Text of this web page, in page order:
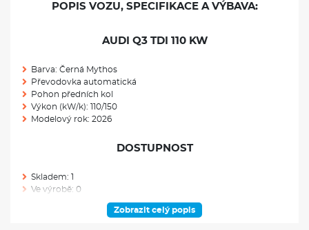
POPIS VOZU, SPECIFIKACE A VÝBAVA:
AUDI Q3 TDI 110 KW
Barva: Černá Mythos
Převodovka automatická
Pohon předních kol
Výkon (kW/k): 110/150
Modelový rok: 2026
DOSTUPNOST
Skladem: 1
Ve výrobě: 0
VÝBAVA NAD RÁMEC VÝBAVOVÉHO STUPNĚ
Zobrazit celý popis